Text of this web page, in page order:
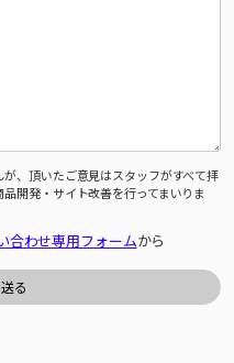
、頂いたご意見はスタッフがすべて拝
開発・サイト改善を行ってまいりま
合わせ専用フォームから